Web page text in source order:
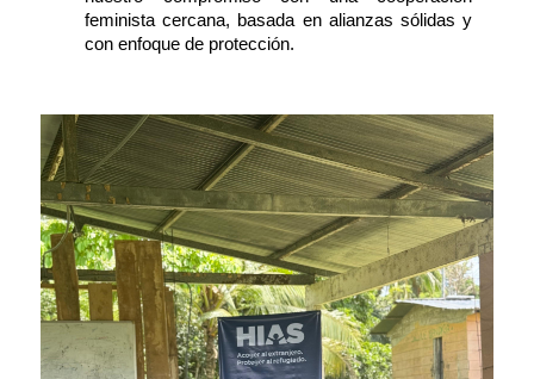
feminista cercana, basada en alianzas sólidas y
con enfoque de protección.